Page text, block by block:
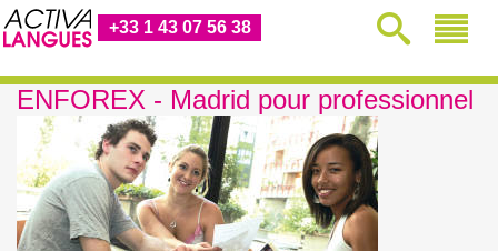
+33 1 43 07 56 38
ENFOREX - Madrid pour professionnel